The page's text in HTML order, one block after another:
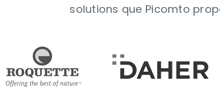
solutions que Picomto